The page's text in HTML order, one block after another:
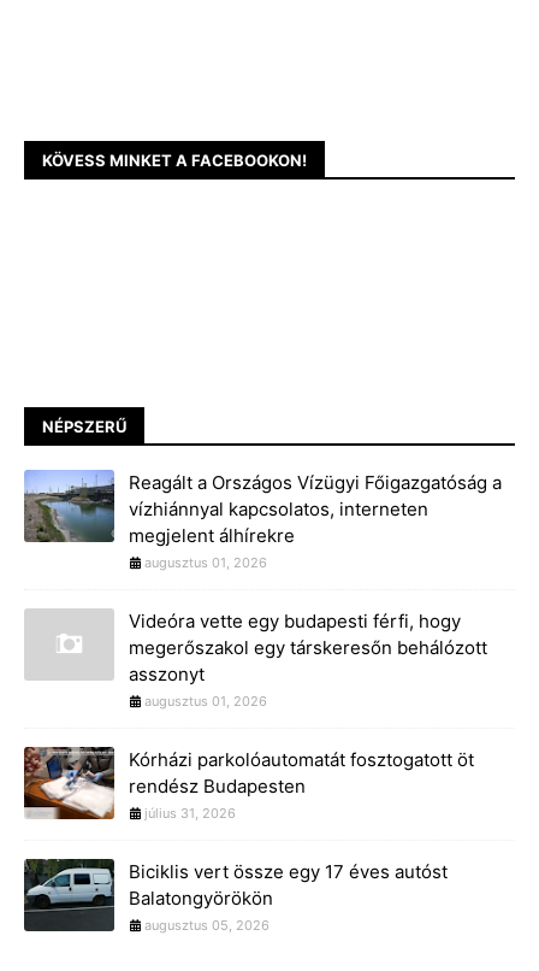
KÖVESS MINKET A FACEBOOKON!
NÉPSZERŰ
Reagált a Országos Vízügyi Főigazgatóság a
vízhiánnyal kapcsolatos, interneten
megjelent álhírekre
augusztus 01, 2026
Videóra vette egy budapesti férfi, hogy
megerőszakol egy társkeresőn behálózott
asszonyt
augusztus 01, 2026
Kórházi parkolóautomatát fosztogatott öt
rendész Budapesten
július 31, 2026
Biciklis vert össze egy 17 éves autóst
Balatongyörökön
augusztus 05, 2026